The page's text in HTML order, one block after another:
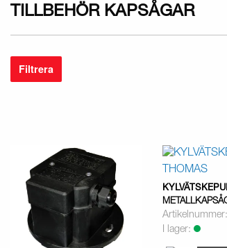
TILLBEHÖR KAPSÅGAR
Filtrera
I lager: